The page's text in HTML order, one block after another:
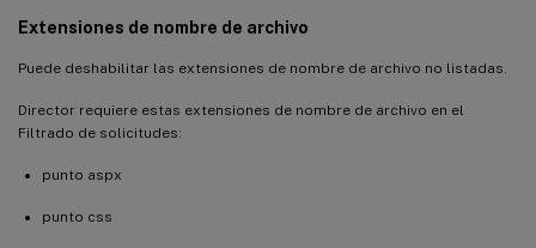
Extensiones de nombre de archivo
Puede deshabilitar las extensiones de nombre de archivo no listadas.
Director requiere estas extensiones de nombre de archivo en el
Filtrado de solicitudes:
punto aspx
punto css